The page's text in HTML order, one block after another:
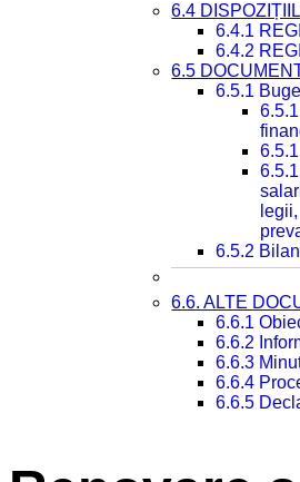
6.4
6.4.1
6.4.2
6.5
6.5.1
6.5.2
6.6. ALTE
6.6.1
6.6.2
6.6.3
6.6.4
6.6.5